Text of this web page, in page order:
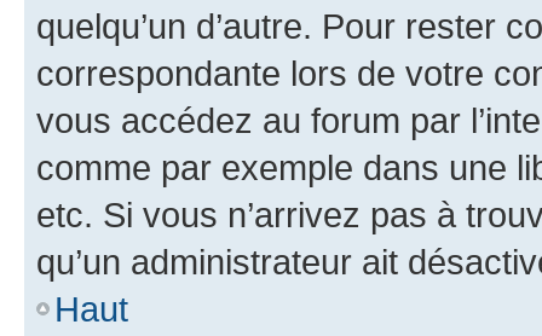
quelqu’un d’autre. Pour rester
correspondante lors de votre
vous accédez au forum par
comme par exemple dans une
etc. Si vous n’arrivez pas à
qu’un administrateur ait
Haut